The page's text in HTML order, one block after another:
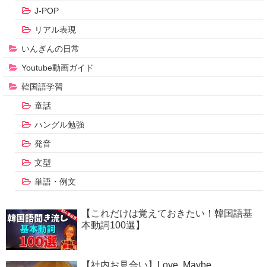
J-POP
リアル表現
いんぎんの日常
Youtube動画ガイド
韓国語学習
童話
ハングル勉強
発音
文型
単語・例文
【これだけは覚えておきたい！韓国語基
本動詞100選】
【社内お見合い】Love, Maybe